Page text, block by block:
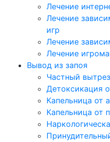
Лечение
Лечение
игр
Лечение
Лечение
Вывод из запоя
Частный
Детоксикация
Капельница от
Капельница от